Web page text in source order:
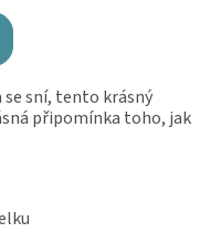
se sní, tento krásný
připomínka toho, jak